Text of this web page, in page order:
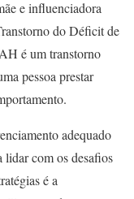
e influenciadora
do Déficit de
é um transtorno
pessoa prestar
adequado
lidar com os desafios
é a